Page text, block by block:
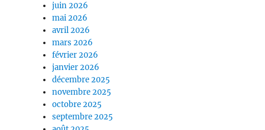
juin 2026
mai 2026
avril 2026
mars 2026
février 2026
janvier 2026
décembre 2025
novembre 2025
octobre 2025
septembre 2025